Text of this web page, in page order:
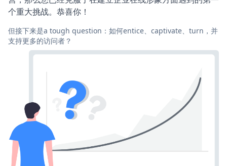
个重大挑战。恭喜你！
但接下来是a tough question：如何entice、captivate、turn，并
支持更多的访问者？